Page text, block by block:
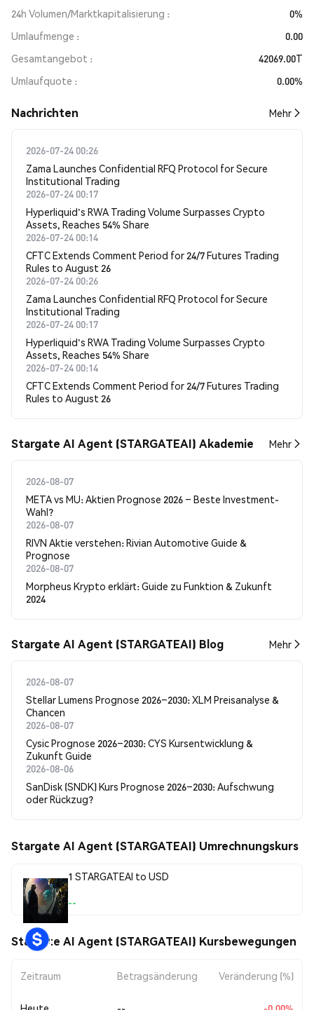
24h Volumen/Marktkapitalisierung
0%
Umlaufmenge
0.00
Gesamtangebot
42069.00T
Umlaufquote
0.00%
Nachrichten Mehr
2026-07-24 00:26
Zama Launches Confidential RFQ Protocol for Secure
Institutional Trading
2026-07-24 00:17
Hyperliquid's RWA Trading Volume Surpasses Crypto
Assets, Reaches 54% Share
2026-07-24 00:14
CFTC Extends Comment Period for 24/7 Futures Trading
Rules to August 26
2026-07-24 00:26
Zama Launches Confidential RFQ Protocol for Secure
Institutional Trading
2026-07-24 00:17
Hyperliquid's RWA Trading Volume Surpasses Crypto
Assets, Reaches 54% Share
2026-07-24 00:14
CFTC Extends Comment Period for 24/7 Futures Trading
Rules to August 26
Stargate AI Agent (STARGATEAI) Akademie Mehr
2026-08-07
META vs MU: Aktien Prognose 2026 – Beste Investment-
Wahl?
2026-08-07
RIVN Aktie verstehen: Rivian Automotive Guide &
Prognose
2026-08-07
Morpheus Krypto erklärt: Guide zu Funktion & Zukunft
2024
Stargate AI Agent (STARGATEAI) Blog Mehr
2026-08-07
Stellar Lumens Prognose 2026–2030: XLM Preisanalyse &
Chancen
2026-08-07
Cysic Prognose 2026–2030: CYS Kursentwicklung &
Zukunft Guide
2026-08-06
SanDisk (SNDK) Kurs Prognose 2026–2030: Aufschwung
oder Rückzug?
Stargate AI Agent (STARGATEAI) Umrechnungskurs
1 STARGATEAI to USD
--
Stargate AI Agent (STARGATEAI) Kursbewegungen
Zeitraum Betragsänderung Veränderung (%)